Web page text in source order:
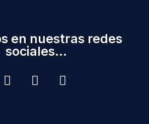
en nuestras redes
sociales...